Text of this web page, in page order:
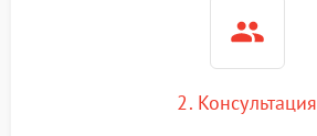
2. Консультация